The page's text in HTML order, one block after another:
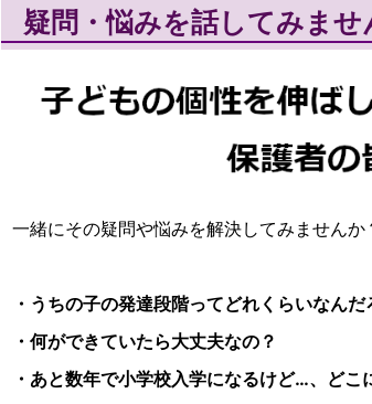
疑問・悩みを話してみませ
一緒にその疑問や悩みを解決してみませんか
・うちの子の発達段階ってどれくらいなんだ
・何ができていたら大丈夫なの？
・あと数年で小学校入学になるけど…、どこ